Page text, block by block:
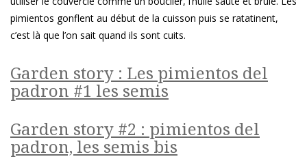
pimientos gonflent au début de la cuisson puis se ratatinent,
c’est là que l’on sait quand ils sont cuits.
Garden story : Les pimientos del
padron #1 les semis
Garden story #2 : pimientos del
padron, les semis bis